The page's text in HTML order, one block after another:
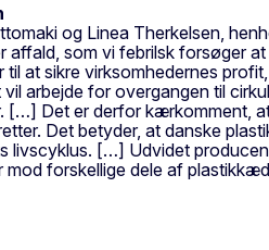
og Linea Therkelsen,
som vi febrilsk forsøger
at sikre virksomhedernes
arbejde for overgangen til
Det er derfor kærkomment,
Det betyder, at danske
livscyklus. […] Udvidet
forskellige dele af